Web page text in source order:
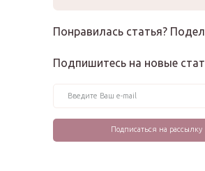
Понравилась статья?
Подпишитесь на новые